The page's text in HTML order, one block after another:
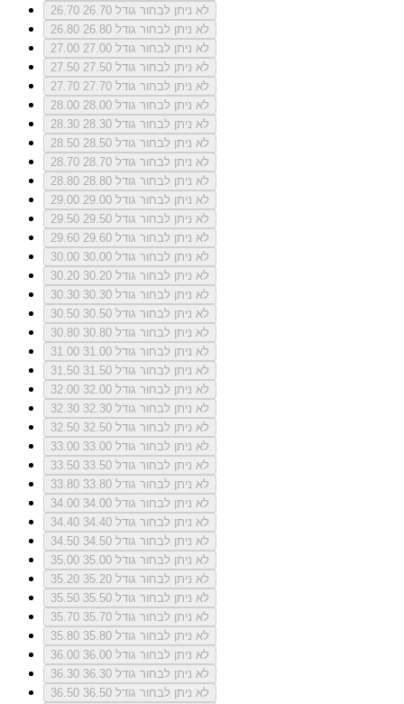
26.70
לא ניתן לבחור גודל 26.70
26.80
לא ניתן לבחור גודל 26.80
27.00
לא ניתן לבחור גודל 27.00
27.50
לא ניתן לבחור גודל 27.50
27.70
לא ניתן לבחור גודל 27.70
28.00
לא ניתן לבחור גודל 28.00
28.30
לא ניתן לבחור גודל 28.30
28.50
לא ניתן לבחור גודל 28.50
28.70
לא ניתן לבחור גודל 28.70
28.80
לא ניתן לבחור גודל 28.80
29.00
לא ניתן לבחור גודל 29.00
29.50
לא ניתן לבחור גודל 29.50
29.60
לא ניתן לבחור גודל 29.60
30.00
לא ניתן לבחור גודל 30.00
30.20
לא ניתן לבחור גודל 30.20
30.30
לא ניתן לבחור גודל 30.30
30.50
לא ניתן לבחור גודל 30.50
30.80
לא ניתן לבחור גודל 30.80
31.00
לא ניתן לבחור גודל 31.00
31.50
לא ניתן לבחור גודל 31.50
32.00
לא ניתן לבחור גודל 32.00
32.30
לא ניתן לבחור גודל 32.30
32.50
לא ניתן לבחור גודל 32.50
33.00
לא ניתן לבחור גודל 33.00
33.50
לא ניתן לבחור גודל 33.50
33.80
לא ניתן לבחור גודל 33.80
34.00
לא ניתן לבחור גודל 34.00
34.40
לא ניתן לבחור גודל 34.40
34.50
לא ניתן לבחור גודל 34.50
35.00
לא ניתן לבחור גודל 35.00
35.20
לא ניתן לבחור גודל 35.20
35.50
לא ניתן לבחור גודל 35.50
35.70
לא ניתן לבחור גודל 35.70
35.80
לא ניתן לבחור גודל 35.80
36.00
לא ניתן לבחור גודל 36.00
36.30
לא ניתן לבחור גודל 36.30
36.50
לא ניתן לבחור גודל 36.50